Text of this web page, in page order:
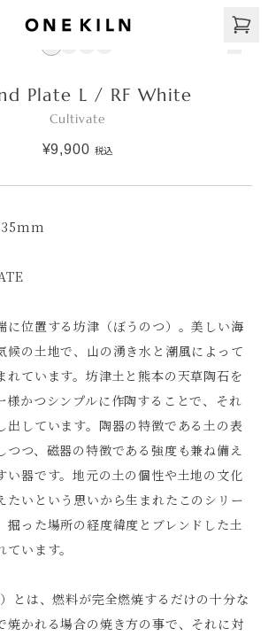
Plate L / RF White
Cultivate
¥9,900 税込
に位置する坊津（ぼうのつ）。美しい海
候の土地で、山の湧き水と潮風によって
れています。坊津土と熊本の天草陶石を
様かつシンプルに作陶することで、それ
出しています。陶器の特徴である土の表
つつ、磁器の特徴である強度も兼ね備え
い器です。地元の土の個性や土地の文化
たいという思いから生まれたこのシリー
掘った場所の経度緯度とブレンドした土
います。
とは、燃料が完全燃焼するだけの十分な
焼かれる場合の焼き方の事で、それに対